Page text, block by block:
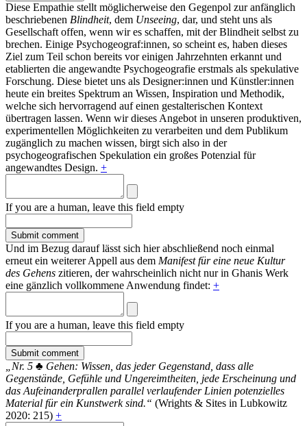
Diese Empathie stellt möglicherweise den Gegenpol zur anfänglich
beschriebenen Blindheit, dem Unseeing, dar, und steht uns als
Gesellschaft offen, wenn wir es schaffen, mit der Blindheit selbst zu
brechen. Einige Psychogeograf:innen, so scheint es, haben dieses
Ziel zum Teil schon bereits vor einigen Jahrzehnten erkannt und
etablierten die angewandte Psychogeografie erstmals als spekulative
Forschung. Diese bietet uns als Designer:innen und Künstler:innen
heute ein breites Spektrum an Wissen, Inspiration und Methodik,
welche sich hervorragend auf einen gestalterischen Kontext
übertragen lassen. Wenn wir dieses Angebot in unseren produktiven,
experimentellen Möglichkeiten zu verarbeiten und dem Publikum
zugänglich zu machen wissen, birgt sich also in der
psychogeografischen Spekulation ein großes Potenzial für
angewandtes Design. +
If you are a human, leave this field empty
Und im Bezug darauf lässt sich hier abschließend noch einmal
erneut ein weiterer Appell aus dem Manifest für eine neue Kultur
des Gehens zitieren, der wahrscheinlich nicht nur in Ghanis Werk
eine gänzlich vollkommene Anwendung findet: +
If you are a human, leave this field empty
„Nr. 5 ♣ Gehen: Wissen, das jeder Gegenstand, dass alle
Gegenstände, Gefühle und Ungereimtheiten, jede Erscheinung und
das Aufeinanderprallen parallel verlaufender Linien potenzielles
Material für ein Kunstwerk sind.“ (Wrights & Sites in Lubkowitz
2020: 215) +